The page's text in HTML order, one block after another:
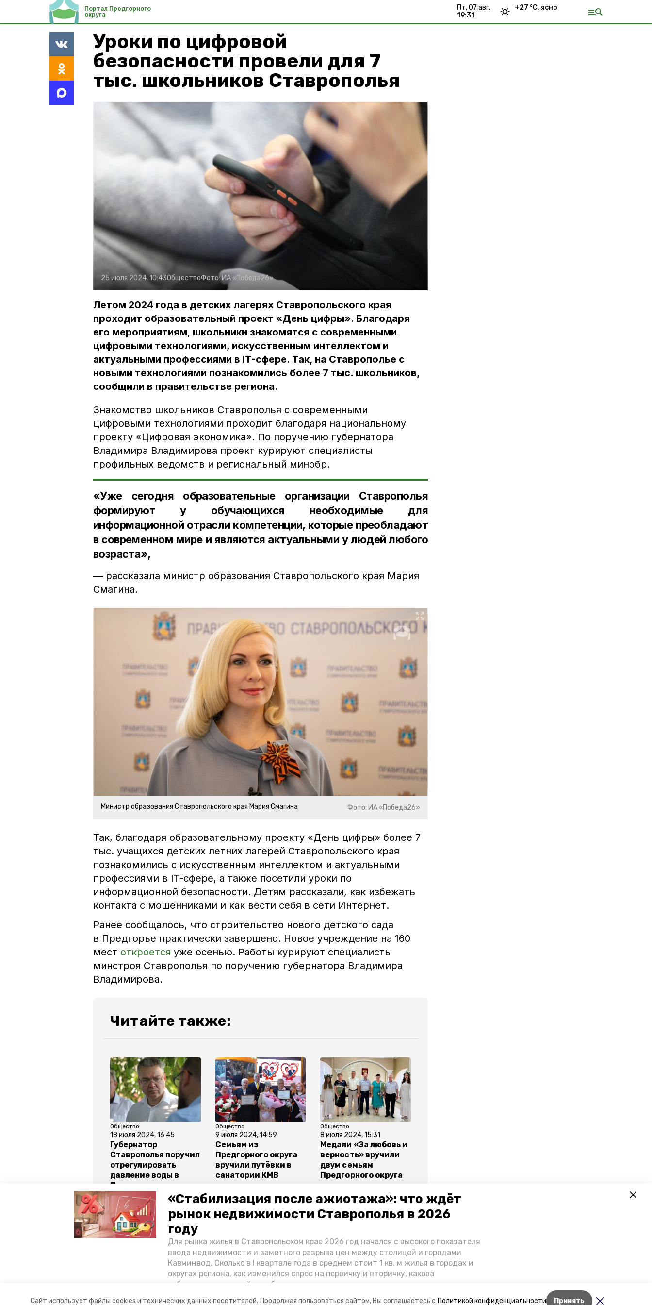
Сайт использует файлы cookies и технических данных посетителей. Продолжая пользоваться сайтом, Вы соглашаетесь с Политикой конфиденциальности Принять
«Стабилизация после ажиотажа»: что ждёт
рынок недвижимости Ставрополья в 2026
году
Для рынка жилья в Ставропольском крае 2026 год начался с высокого показателя
ввода недвижимости и заметного разрыва цен между столицей и городами
Кавминвод. Сколько в I квартале года в среднем стоит 1 кв. м жилья в городах и
округах региона, как изменился спрос на первичку и вторичку, какова
себестоимость стройки собственного жилья в этом году и какие прогнозы о
Портал Предгорного
округа
пт, 07 авг.
19:31
+27 °С, ясно
Лента новостей
Уроки по цифровой
безопасности провели для 7
тыс. школьников Ставрополья
25 июля 2024, 10:43ОбществоФото:ИА «Победа26»
Летом 2024 года в детских лагерях Ставропольского края
проходит образовательный проект «День цифры». Благодаря
его мероприятиям, школьники знакомятся с современными
цифровыми технологиями, искусственным интеллектом и
актуальными профессиями в IT-сфере. Так, на Ставрополье с
новыми технологиями познакомились более 7 тыс. школьников,
сообщили в правительстве региона.
Знакомство школьников Ставрополья с современными
цифровыми технологиями проходит благодаря национальному
проекту «Цифровая экономика». По поручению губернатора
Владимира Владимирова проект курируют специалисты
профильных ведомств и региональный минобр.
«Уже сегодня образовательные организации Ставрополья
формируют у обучающихся необходимые для
информационной отрасли компетенции, которые преобладают
в современном мире и являются актуальными у людей любого
возраста»,
— рассказала министр образования Ставропольского края Мария
Смагина.
Министр образования Ставропольского края Мария Смагина Фото: ИА «Победа26»
Так, благодаря образовательному проекту «День цифры» более 7
тыс. учащихся детских летних лагерей Ставропольского края
познакомились с искусственным интеллектом и актуальными
профессиями в IT-сфере, а также посетили уроки по
информационной безопасности. Детям рассказали, как избежать
контакта с мошенниками и как вести себя в сети Интернет.
Ранее сообщалось, что строительство нового детского сада
в Предгорье практически завершено. Новое учреждение на 160
мест откроется уже осенью. Работы курируют специалисты
минстроя Ставрополья по поручению губернатора Владимира
Владимирова.
Читайте также:
Общество
18 июля 2024, 16:45
Губернатор
Ставрополья поручил
отрегулировать
давление воды в
Предгорье
Общество
9 июля 2024, 14:59
Семьям из
Предгорного округа
вручили путёвки в
санатории КМВ
Общество
8 июля 2024, 15:31
Медали «За любовь и
верность» вручили
двум семьям
Предгорного округа
Все новости
ставропольский край национальный проект минобр ск
губернатор владимир владимиров